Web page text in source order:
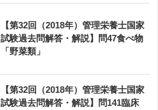
【第32回（2018年）管理栄養士国家
試験過去問解答・解説】問47食べ物
「野菜類」
【第32回（2018年）管理栄養士国家
試験過去問解答・解説】問141臨床